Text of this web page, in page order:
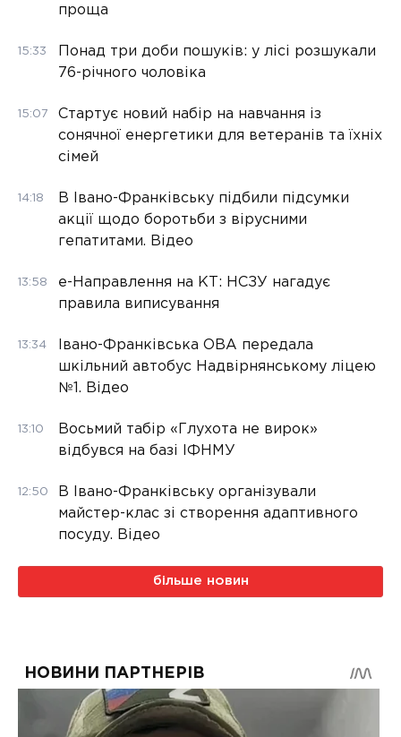
проща
15:33
Понад три доби пошуків: у лісі розшукали
76-річного чоловіка
15:07
Стартує новий набір на навчання із
сонячної енергетики для ветеранів та їхніх
сімей
14:18
В Івано-Франківську підбили підсумки
акції щодо боротьби з вірусними
гепатитами. Відео
13:58
е-Направлення на КТ: НСЗУ нагадує
правила виписування
13:34
Івано-Франківська ОВА передала
шкільний автобус Надвірнянському ліцею
№1. Відео
13:10
Восьмий табір «Глухота не вирок»
відбувся на базі ІФНМУ
12:50
В Івано-Франківську організували
майстер-клас зі створення адаптивного
посуду. Відео
більше новин